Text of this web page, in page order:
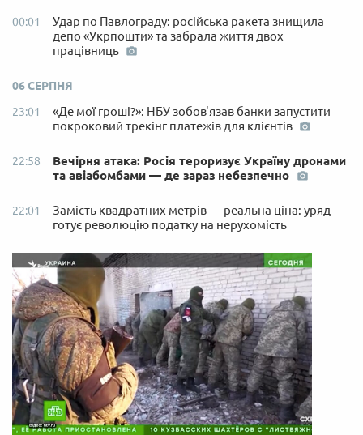
00:01
Удар по Павлограду: російська ракета знищила
депо «Укрпошти» та забрала життя двох
працівниць
06 СЕРПНЯ
23:01
«Де мої гроші?»: НБУ зобов'язав банки запустити
покроковий трекінг платежів для клієнтів
22:58
Вечірня атака: Росія тероризує Україну дронами
та авіабомбами — де зараз небезпечно
22:01
Замість квадратних метрів — реальна ціна: уряд
готує революцію податку на нерухомість